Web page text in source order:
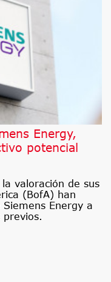
Energy,
potencial
valoración de sus
(BofA) han
Energy a
previos.